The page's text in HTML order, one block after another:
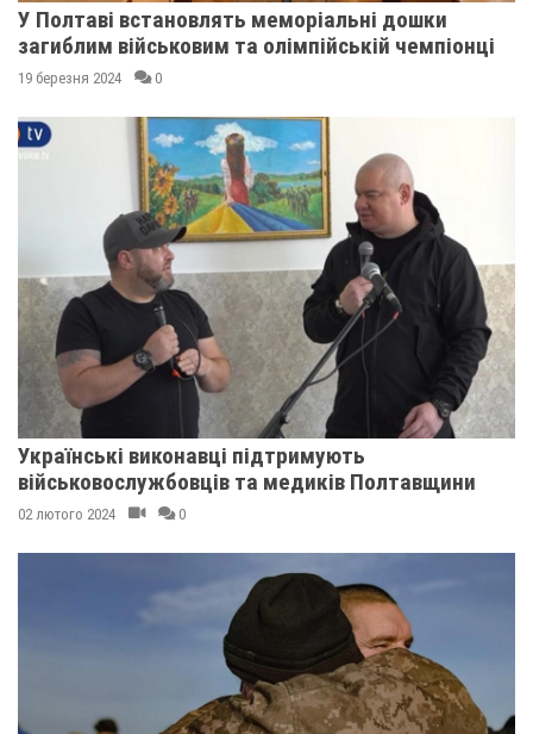
У Полтаві встановлять меморіальні дошки
загиблим військовим та олімпійській чемпіонці
19 березня 2024 0
Українські виконавці підтримують
військовослужбовців та медиків Полтавщини
02 лютого 2024 0